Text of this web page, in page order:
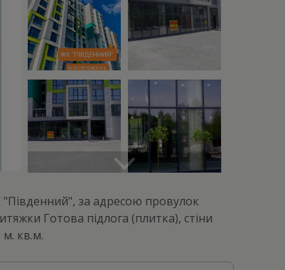
за адресою провулок
Готова підлога (плитка), стіни
м. кв.м.